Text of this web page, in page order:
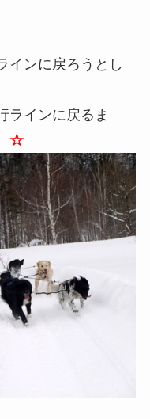
インに戻ろうとし
ラインに戻るま
☆